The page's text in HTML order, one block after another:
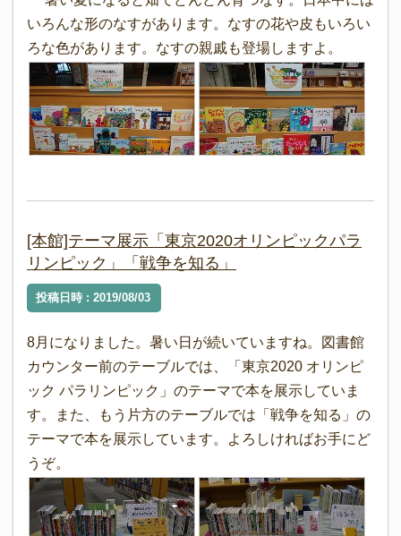
いろんな形のなすがあります。なすの花や皮もいろい
ろな色があります。なすの親戚も登場しますよ。
[本館]テーマ展示「東京2020オリンピックパラ
リンピック」「戦争を知る」
投稿日時 : 2019/08/03
8月になりました。暑い日が続いていますね。図書館
カウンター前のテーブルでは、「東京2020 オリンピ
ック パラリンピック」のテーマで本を展示していま
す。また、もう片方のテーブルでは「戦争を知る」の
テーマで本を展示しています。よろしければお手にど
うぞ。